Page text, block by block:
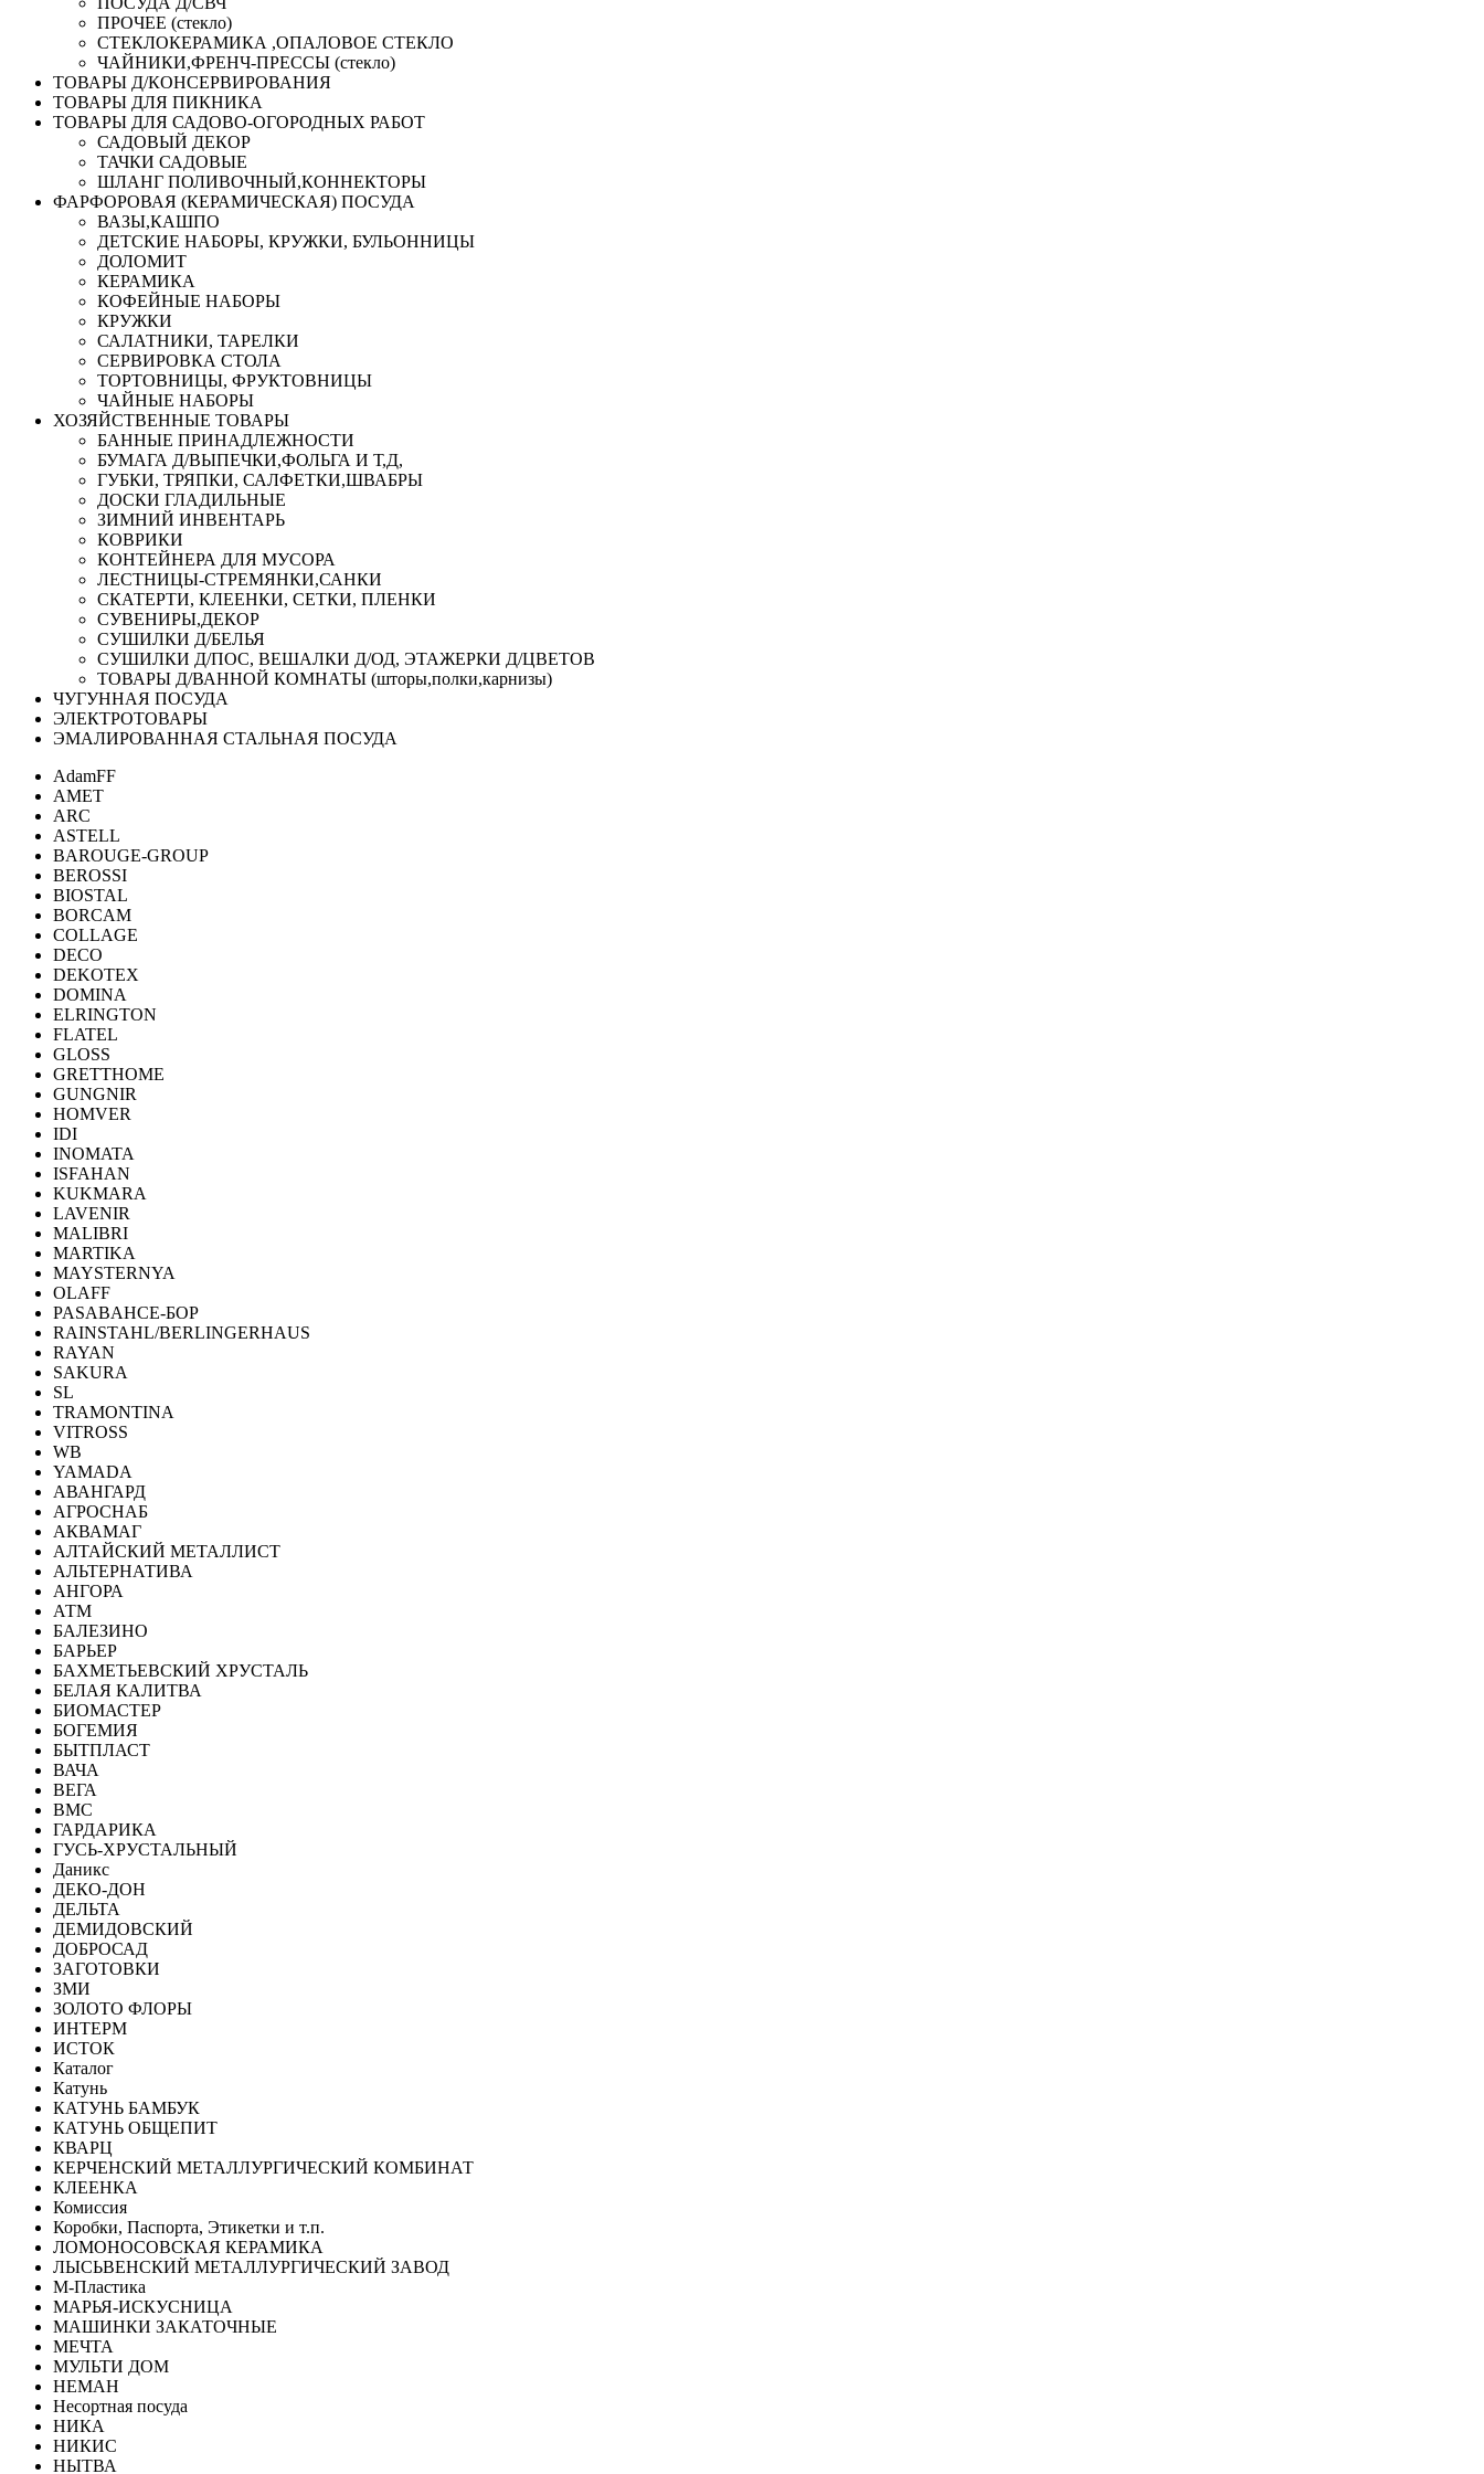
ПРОЧЕЕ (стекло)
СТЕКЛОКЕРАМИКА ,ОПАЛОВОЕ СТЕКЛО
ЧАЙНИКИ,ФРЕНЧ-ПРЕССЫ (стекло)
ТОВАРЫ Д/КОНСЕРВИРОВАНИЯ
ТОВАРЫ ДЛЯ ПИКНИКА
ТОВАРЫ ДЛЯ САДОВО-ОГОРОДНЫХ РАБОТ
САДОВЫЙ ДЕКОР
ТАЧКИ САДОВЫЕ
ШЛАНГ ПОЛИВОЧНЫЙ,КОННЕКТОРЫ
ФАРФОРОВАЯ (КЕРАМИЧЕСКАЯ) ПОСУДА
ВАЗЫ,КАШПО
ДЕТСКИЕ НАБОРЫ, КРУЖКИ, БУЛЬОННИЦЫ
ДОЛОМИТ
КЕРАМИКА
КОФЕЙНЫЕ НАБОРЫ
КРУЖКИ
САЛАТНИКИ, ТАРЕЛКИ
СЕРВИРОВКА СТОЛА
ТОРТОВНИЦЫ, ФРУКТОВНИЦЫ
ЧАЙНЫЕ НАБОРЫ
ХОЗЯЙСТВЕННЫЕ ТОВАРЫ
БАННЫЕ ПРИНАДЛЕЖНОСТИ
БУМАГА Д/ВЫПЕЧКИ,ФОЛЬГА И Т,Д,
ГУБКИ, ТРЯПКИ, САЛФЕТКИ,ШВАБРЫ
ДОСКИ ГЛАДИЛЬНЫЕ
ЗИМНИЙ ИНВЕНТАРЬ
КОВРИКИ
КОНТЕЙНЕРА ДЛЯ МУСОРА
ЛЕСТНИЦЫ-СТРЕМЯНКИ,САНКИ
СКАТЕРТИ, КЛЕЕНКИ, СЕТКИ, ПЛЕНКИ
СУВЕНИРЫ,ДЕКОР
СУШИЛКИ Д/БЕЛЬЯ
СУШИЛКИ Д/ПОС, ВЕШАЛКИ Д/ОД, ЭТАЖЕРКИ Д/ЦВЕТОВ
ТОВАРЫ Д/ВАННОЙ КОМНАТЫ (шторы,полки,карнизы)
ЧУГУННАЯ ПОСУДА
ЭЛЕКТРОТОВАРЫ
ЭМАЛИРОВАННАЯ СТАЛЬНАЯ ПОСУДА
AdamFF
AMET
ARC
ASTELL
BAROUGE-GROUP
BEROSSI
BIOSTAL
BORCAM
COLLAGE
DECO
DEKOTEX
DOMINA
ELRINGTON
FLATEL
GLOSS
GRETTHOME
GUNGNIR
HOMVER
IDI
INOMATA
ISFAHAN
KUKMARA
LAVENIR
MALIBRI
MARTIKA
MAYSTERNYA
OLAFF
PASABAHCE-БОР
RAINSTAHL/BERLINGERHAUS
RAYAN
SAKURA
SL
TRAMONTINA
VITROSS
WB
YAMADA
АВАНГАРД
АГРОСНАБ
АКВАМАГ
АЛТАЙСКИЙ МЕТАЛЛИСТ
АЛЬТЕРНАТИВА
АНГОРА
АТМ
БАЛЕЗИНО
БАРЬЕР
БАХМЕТЬЕВСКИЙ ХРУСТАЛЬ
БЕЛАЯ КАЛИТВА
БИОМАСТЕР
БОГЕМИЯ
БЫТПЛАСТ
ВАЧА
ВЕГА
ВМС
ГАРДАРИКА
ГУСЬ-ХРУСТАЛЬНЫЙ
Даникс
ДЕКО-ДОН
ДЕЛЬТА
ДЕМИДОВСКИЙ
ДОБРОСАД
ЗАГОТОВКИ
ЗМИ
ЗОЛОТО ФЛОРЫ
ИНТЕРМ
ИСТОК
Каталог
Катунь
КАТУНЬ БАМБУК
КАТУНЬ ОБЩЕПИТ
КВАРЦ
КЕРЧЕНСКИЙ МЕТАЛЛУРГИЧЕСКИЙ КОМБИНАТ
КЛЕЕНКА
Комиссия
Коробки, Паспорта, Этикетки и т.п.
ЛОМОНОСОВСКАЯ КЕРАМИКА
ЛЫСЬВЕНСКИЙ МЕТАЛЛУРГИЧЕСКИЙ ЗАВОД
М-Пластика
МАРЬЯ-ИСКУСНИЦА
МАШИНКИ ЗАКАТОЧНЫЕ
МЕЧТА
МУЛЬТИ ДОМ
НЕМАН
Несортная посуда
НИКА
НИКИС
НЫТВА